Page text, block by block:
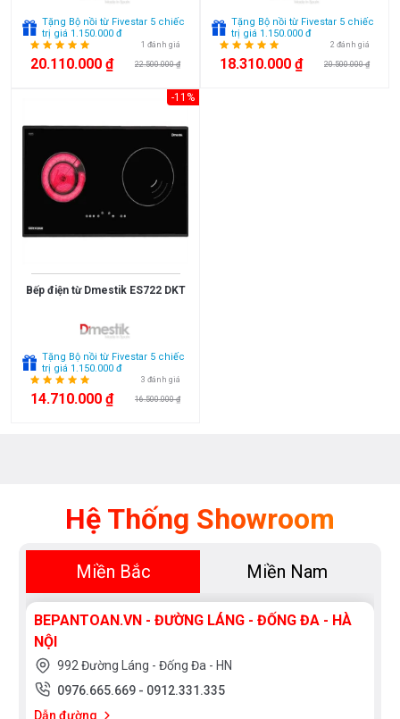
Poland
Thailand
Korea
Japan
MỹChính
Hãng
Bếp
đa
điểm
thêm
Bếp
Bếp
Bếp
điện
Tặng Bộ nồi từ Fivestar 5 chiếc
trị giá 1.150.000 đ
1 đánh giá
20.110.000 ₫ 22.500.000 ₫
Tặng Bộ nồi từ Fivestar 5 chiếc
trị giá 1.150.000 đ
2 đánh giá
18.310.000 ₫ 20.500.000 ₫
-11%
Bếp điện từ Dmestik ES722 DKT
Tặng Bộ nồi từ Fivestar 5 chiếc
trị giá 1.150.000 đ
3 đánh giá
14.710.000 ₫ 16.500.000 ₫
Hệ Thống Showroom
Miền Bắc Miền Nam
BEPANTOAN.VN - ĐƯỜNG LÁNG - ĐỐNG ĐA - HÀ
NỘI
992 Đường Láng - Đống Đa - HN
0976.665.669 - 0912.331.335
Dẫn đường